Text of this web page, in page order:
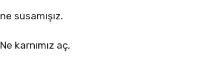
ne susamışız.
Ne karnımız aç,